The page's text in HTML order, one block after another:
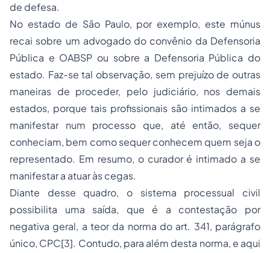
de defesa.
No estado de São Paulo, por exemplo, este múnus
recai sobre um advogado do convênio da Defensoria
Pública e OABSP ou sobre a Defensoria Pública do
estado. Faz-se tal observação, sem prejuízo de outras
maneiras de proceder, pelo judiciário, nos demais
estados, porque tais profissionais são intimados a se
manifestar num processo que, até então, sequer
conheciam, bem como sequer conhecem quem seja o
representado. Em resumo, o curador é intimado a se
manifestar a atuar às cegas.
Diante desse quadro, o sistema processual civil
possibilita uma saída, que é a contestação por
negativa geral, a teor da norma do art. 341, parágrafo
único, CPC[3]. Contudo, para além desta norma, e aqui